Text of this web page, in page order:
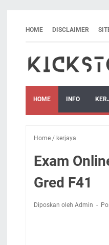
HOME DISCLAIMER
HOME INFO
Home / kerjaya
Exam
Gred F41
Diposkan oleh Admin